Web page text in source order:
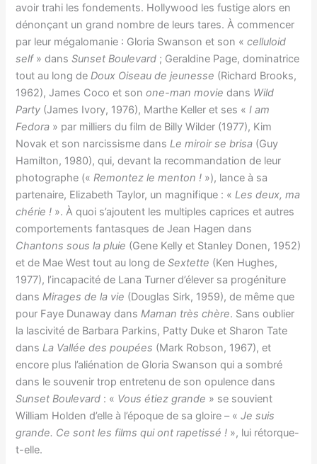
avoir trahi les fondements. Hollywood les fustige alors en
dénonçant un grand nombre de leurs tares. À commencer
par leur mégalomanie : Gloria Swanson et son «celluloid
self» dansSunset Boulevard ; Geraldine Page, dominatrice
tout au long deDoux Oiseau de jeunesse (Richard Brooks,
1962), James Coco et sonone-man movie dans Wild
Party (James Ivory, 1976), Marthe Keller et ses «I am
Fedora » par milliers du film de Billy Wilder (1977), Kim
Novak et son narcissisme dansLe miroir se brisa (Guy
Hamilton, 1980), qui, devant la recommandation de leur
photographe («Remontez le menton ! »), lance à sa
partenaire, Elizabeth Taylor, un magnifique : «Les deux, ma
chérie ! ». À quoi s’ajoutent les multiples caprices et autres
comportements fantasques de Jean Hagen dans
Chantons sous la pluie (Gene Kelly et Stanley Donen, 1952)
et de Mae West tout au long deSextette (Ken Hughes,
1977), l’incapacité de Lana Turner d’élever sa progéniture
dansMirages de la vie (Douglas Sirk, 1959), de même que
pour Faye Dunaway dansMaman très chère. Sans oublier
la lascivité de Barbara Parkins, Patty Duke et Sharon Tate
dansLa Vallée des poupées (Mark Robson, 1967), et
encore plus l’aliénation de Gloria Swanson qui a sombré
dans le souvenir trop entretenu de son opulence dans
Sunset Boulevard : « Vous étiez grande » se souvient
William Holden d’elle à l’époque de sa gloire – «Je suis
grande. Ce sont les films qui ont rapetissé ! », lui rétorque-
t-elle.